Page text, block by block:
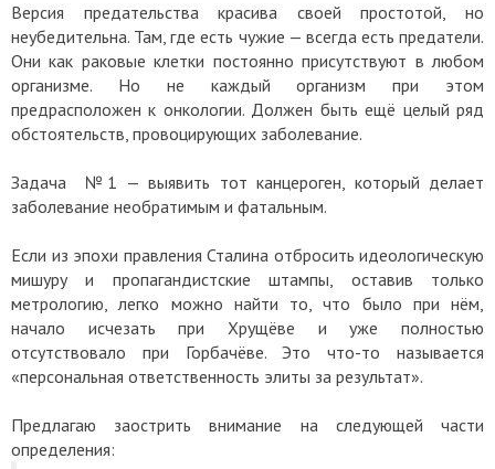
Версия предательства красива своей простотой, но
неубедительна. Там, где есть чужие — всегда есть предатели.
Они как раковые клетки постоянно присутствуют в любом
организме. Но не каждый организм при этом
предрасположен к онкологии. Должен быть ещё целый ряд
обстоятельств, провоцирующих заболевание.
Задача №1 — выявить тот канцероген, который делает
заболевание необратимым и фатальным.
Если из эпохи правления Сталина отбросить идеологическую
мишуру и пропагандистские штампы, оставив только
метрологию, легко можно найти то, что было при нём,
начало исчезать при Хрущёве и уже полностью
отсутствовало при Горбачёве. Это что-то называется
«персональная ответственность элиты за результат».
Предлагаю заострить внимание на следующей части
определения: